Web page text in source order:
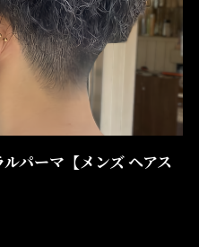
パーマ【メンズ ヘアス